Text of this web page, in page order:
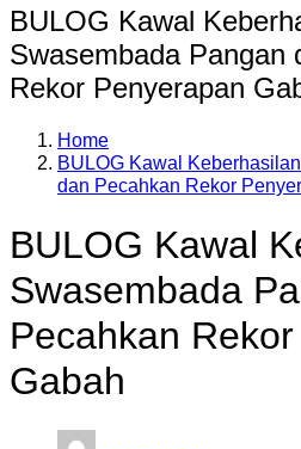
BULOG Kawal
Swasembada Pangan
Rekor Penyerapan
Home
BULOG Kawal
dan Pecahkan Rekor
BULOG Kawal
Swasembada
Pecahkan
Gabah